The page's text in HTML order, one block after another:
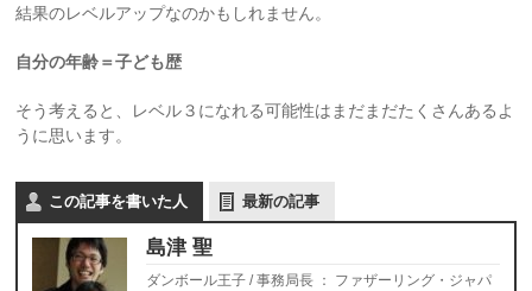
結果のレベルアップなのかもしれません。
自分の年齢＝子ども歴
そう考えると、レベル３になれる可能性はまだまだたくさんあるよ
うに思います。
この記事を書いた人 最新の記事
島津 聖
ダンボール王子 / 事務局長 ： ファザーリング・ジャパ